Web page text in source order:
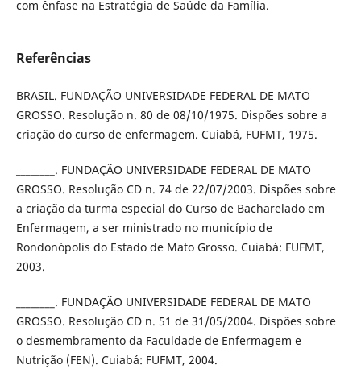
com ênfase na Estratégia de Saúde da Família.
Referências
BRASIL. FUNDAÇÃO UNIVERSIDADE FEDERAL DE MATO
GROSSO. Resolução n. 80 de 08/10/1975. Dispões sobre a
criação do curso de enfermagem. Cuiabá, FUFMT, 1975.
________. FUNDAÇÃO UNIVERSIDADE FEDERAL DE MATO
GROSSO. Resolução CD n. 74 de 22/07/2003. Dispões sobre
a criação da turma especial do Curso de Bacharelado em
Enfermagem, a ser ministrado no município de
Rondonópolis do Estado de Mato Grosso. Cuiabá: FUFMT,
2003.
________. FUNDAÇÃO UNIVERSIDADE FEDERAL DE MATO
GROSSO. Resolução CD n. 51 de 31/05/2004. Dispões sobre
o desmembramento da Faculdade de Enfermagem e
Nutrição (FEN). Cuiabá: FUFMT, 2004.